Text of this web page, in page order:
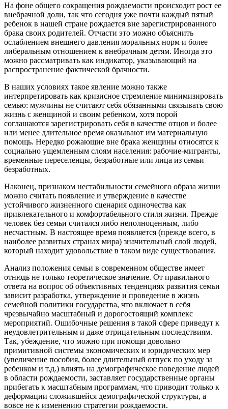
На фоне общего сокращения рождаемости происходит рост ее
внебрачной доли, так что сегодня уже почти каждый пятый
ребенок в нашей стране рождается вне зарегистрированного
брака своих родителей. Отчасти это можно объяснить
ослаблением внешнего давления моральных норм и более
либеральным отношением к внебрачным детям. Иногда это
можно рассматривать как индикатор, указывающий на
распространение фактической брачности.
В наших условиях такое явление можно также
интерпретировать как кризисное стремление минимизировать
семью: мужчины не считают себя обязанными связывать свою
жизнь с женщиной и своим ребенком, хотя порой
соглашаются зарегистрировать себя в качестве отцов и более
или менее длительное время оказывают им материальную
помощь. Нередко рожающие вне брака женщины относятся к
социально ущемленным слоям населения: рабочие-мигранты,
временные переселенцы, безработные или лица из семьи
безработных.
Наконец, признаком нестабильности семейного образа жизни
можно считать появление и утверждение в качестве
устойчивого жизненного сценария одиночества как
привлекательного и комфортабельного стиля жизни. Прежде
человек без семьи считался либо неполноценным, либо
несчастным. В настоящее время появляется (прежде всего, в
наиболее развитых странах мира) значительный слой людей,
который находит удовольствие в таком виде существования.
Анализ положения семьи в современном обществе имеет
отнюдь не только теоретическое значение. От правильного
ответа на вопрос об объективных тенденциях развития семьи
зависит разработка, утверждение и проведение в жизнь
семейной политики государства, что включает в себя
чрезвычайно масштабный и дорогостоящий комплекс
мероприятий. Ошибочные решения в такой сфере приведут к
неудовлетрительным и даже отрицательным последствиям.
Так, убеждение, что можно при помощи довольно
примитивной системы экономических и юридических мер
(увеличение пособия, более длительный отпуск по уходу за
ребенком и т.д.) влиять на демографическое поведение людей
в области рождаемости, заставляет государственные органы
прибегать к масштабным программам, что приводит только к
деформации сложившейся демографической структуры, а
вовсе не к изменению стратегии рождаемости.